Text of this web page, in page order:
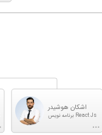
اشکان هوشیدر
برنامه نویس React Js